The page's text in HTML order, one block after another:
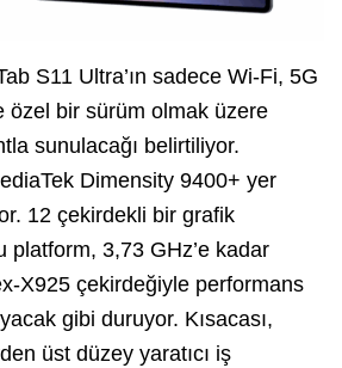
S11 Ultra’ın sadece Wi‑Fi, 5G
özel bir sürüm olmak üzere
sunulacağı belirtiliyor.
Dimensity 9400+ yer
12 çekirdekli bir grafik
platform, 3,73 GHz’e kadar
çekirdeğiyle performans
gibi duruyor. Kısacası,
üst düzey yaratıcı iş